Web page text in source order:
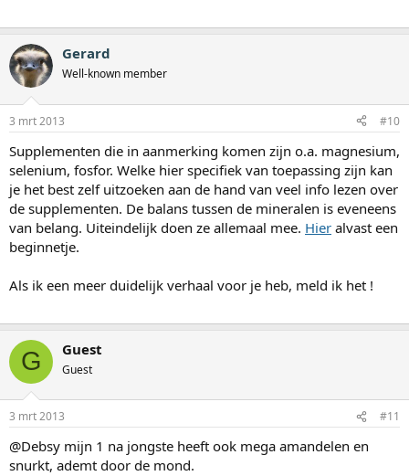
Gerard
Well-known member
3 mrt 2013 #10
Supplementen die in aanmerking komen zijn o.a. magnesium,
selenium, fosfor. Welke hier specifiek van toepassing zijn kan
je het best zelf uitzoeken aan de hand van veel info lezen over
de supplementen. De balans tussen de mineralen is eveneens
van belang. Uiteindelijk doen ze allemaal mee. Hier alvast een
beginnetje.
Als ik een meer duidelijk verhaal voor je heb, meld ik het !
G Guest
Guest
3 mrt 2013 #11
@Debsy mijn 1 na jongste heeft ook mega amandelen en
snurkt, ademt door de mond.